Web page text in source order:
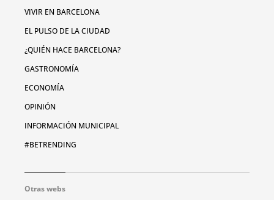
VIVIR EN BARCELONA
EL PULSO DE LA CIUDAD
¿QUIÉN HACE BARCELONA?
GASTRONOMÍA
ECONOMÍA
OPINIÓN
INFORMACIÓN MUNICIPAL
#BETRENDING
Otras webs